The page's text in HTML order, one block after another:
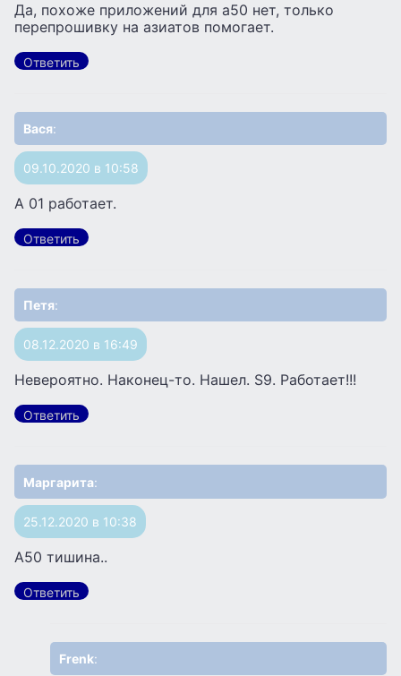
Да, похоже приложений для а50 нет, только
перепрошивку на азиатов помогает.
Ответить
Вася:
09.10.2020 в 10:58
А 01 работает.
Ответить
Петя:
08.12.2020 в 16:49
Невероятно. Наконец-то. Нашел. S9. Работает!!!
Ответить
Маргарита:
25.12.2020 в 10:38
А50 тишина..
Ответить
Frenk: